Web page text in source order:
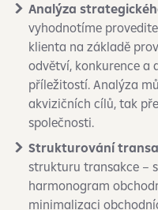
Analýza
vyhodnotíme
klienta na základě
odvětví, konkurence a
příležitostí. Analýza
akvizičních cílů, tak
společnosti.
Strukturování
strukturu transakce –
harmonogram
minimalizaci